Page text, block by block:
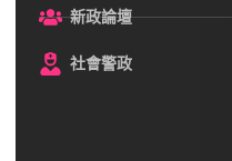
新政論壇
社會警政